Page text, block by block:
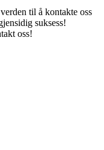
til å kontakte oss
suksess!
oss!